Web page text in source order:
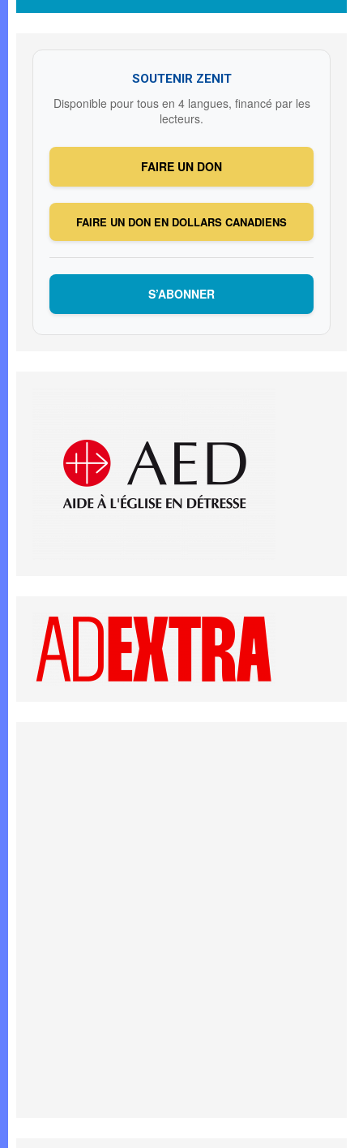
SOUTENIR ZENIT
Disponible pour tous en 4 langues, financé par les
lecteurs.
FAIRE UN DON
FAIRE UN DON EN DOLLARS CANADIENS
S’ABONNER